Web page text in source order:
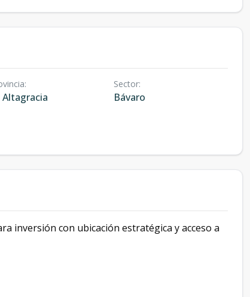
:
Altagracia
Sector:
Bávaro
inversión con ubicación estratégica y acceso a